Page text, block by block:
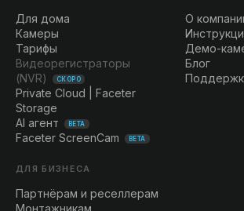
Для дома
Камеры
Тарифы
Видеорегистраторы
(NVR)
СКОРО
Private Cloud | Faceter
Storage
AI агент
BETA
Faceter ScreenCam BETA
О
Демо-
Блог
ДЛЯ БИЗНЕСА
Партнёрам и реселлерам
Монтажникам